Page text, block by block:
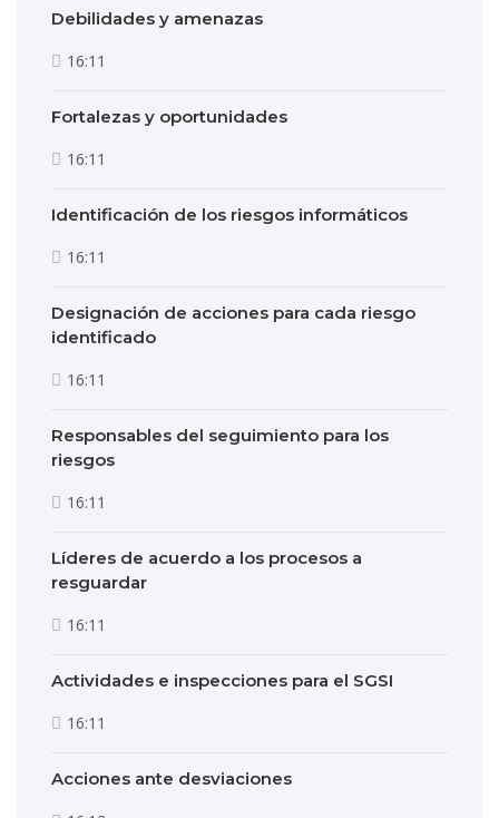
Debilidades y amenazas
16:11
Fortalezas y oportunidades
16:11
Identificación de los riesgos informáticos
16:11
Designación de acciones para cada riesgo
identificado
16:11
Responsables del seguimiento para los
riesgos
16:11
Líderes de acuerdo a los procesos a
resguardar
16:11
Actividades e inspecciones para el SGSI
16:11
Acciones ante desviaciones